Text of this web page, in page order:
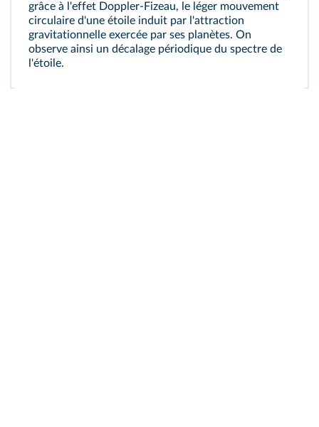
grâce à l'effet Doppler-Fizeau, le léger mouvement
circulaire d'une étoile induit par l'attraction
gravitationnelle exercée par ses planètes. On
observe ainsi un décalage périodique du spectre de
l'étoile.